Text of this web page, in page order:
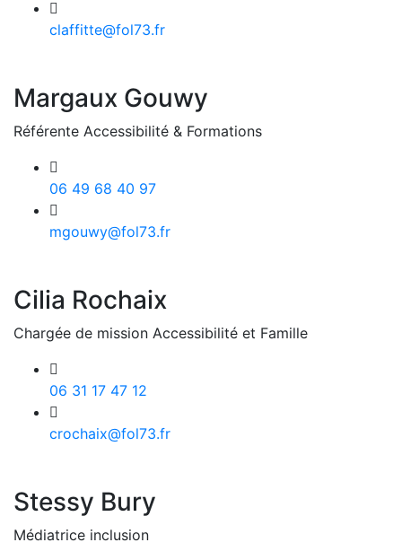
claffitte@fol73.fr
Margaux Gouwy
Référente Accessibilité & Formations
06 49 68 40 97
mgouwy@fol73.fr
Cilia Rochaix
Chargée de mission Accessibilité et Famille
06 31 17 47 12
crochaix@fol73.fr
Stessy Bury
Médiatrice inclusion